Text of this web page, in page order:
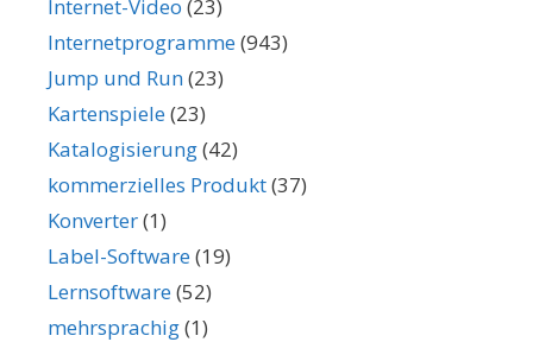
Internet-Video (23)
Internetprogramme(943)
Jump und Run(23)
Kartenspiele(23)
Katalogisierung(42)
kommerzielles Produkt(37)
Konverter(1)
Label-Software(19)
Lernsoftware(52)
mehrsprachig(1)